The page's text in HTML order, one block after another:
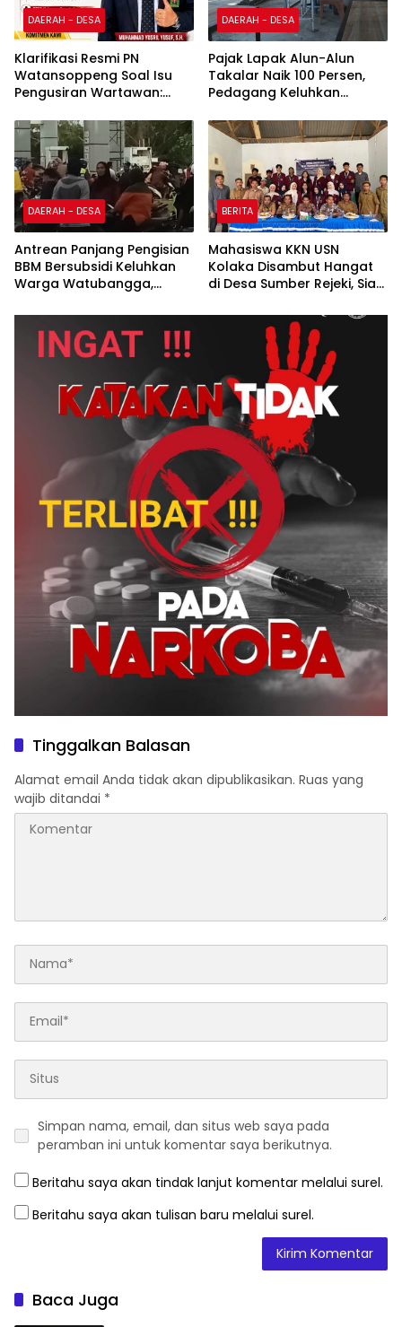
DAERAH - DESA
Klarifikasi Resmi PN
Watansoppeng Soal Isu
Pengusiran Wartawan:
Penertiban Fasilitas PTSP
DAERAH - DESA
Pajak Lapak Alun-Alun
Takalar Naik 100 Persen,
Pedagang Keluhkan
DAERAH - DESA
Antrean Panjang Pengisian
BBM Bersubsidi Keluhkan
Warga Watubangga,
Kendaraan Bertangki
Modifikasi
BERITA
Mahasiswa KKN USN
Kolaka Disambut Hangat
di Desa Sumber Rejeki, Siap
Pemberdayaan
Masyarakat
Tinggalkan Balasan
Alamat email Anda tidak akan dipublikasikan. Ruas yang
wajib ditandai *
Simpan nama, email, dan situs web saya pada
peramban ini untuk komentar saya berikutnya.
Beritahu saya akan tindak lanjut komentar melalui surel.
Beritahu saya akan tulisan baru melalui surel.
Baca Juga